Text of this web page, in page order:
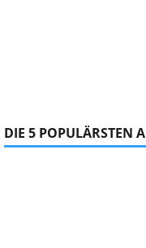
DIE 5 POPULÄRSTEN